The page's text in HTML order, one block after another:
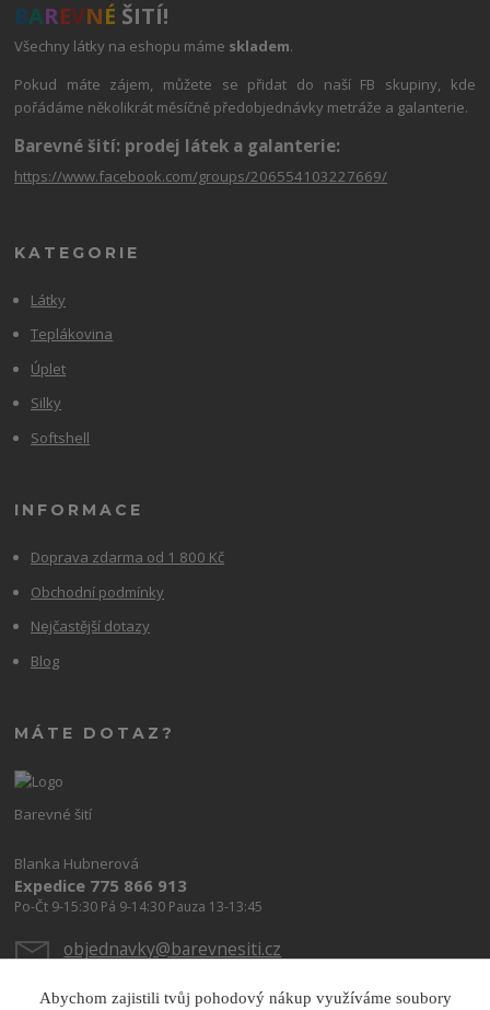
BAREVNÉ ŠITÍ!
Všechny látky na eshopu máme skladem.
Pokud máte zájem, můžete se přidat do naší FB skupiny, kde
pořádáme několikrát měsíčně předobjednávky metráže a galanterie.
Barevné šití: prodej látek a galanterie:
https://www.facebook.com/groups/206554103227669/
KATEGORIE
Látky
Teplákovina
Úplet
Silky
Softshell
INFORMACE
Doprava zdarma od 1 800 Kč
Obchodní podmínky
Nejčastější dotazy
Blog
MÁTE DOTAZ?
Barevné šití
Blanka Hubnerová
Expedice 775 866 913
Po-Čt 9-15:30 Pá 9-14:30 Pauza 13-13:45
objednavky@barevnesiti.cz
Abychom zajistili tvůj pohodový nákup využíváme soubory